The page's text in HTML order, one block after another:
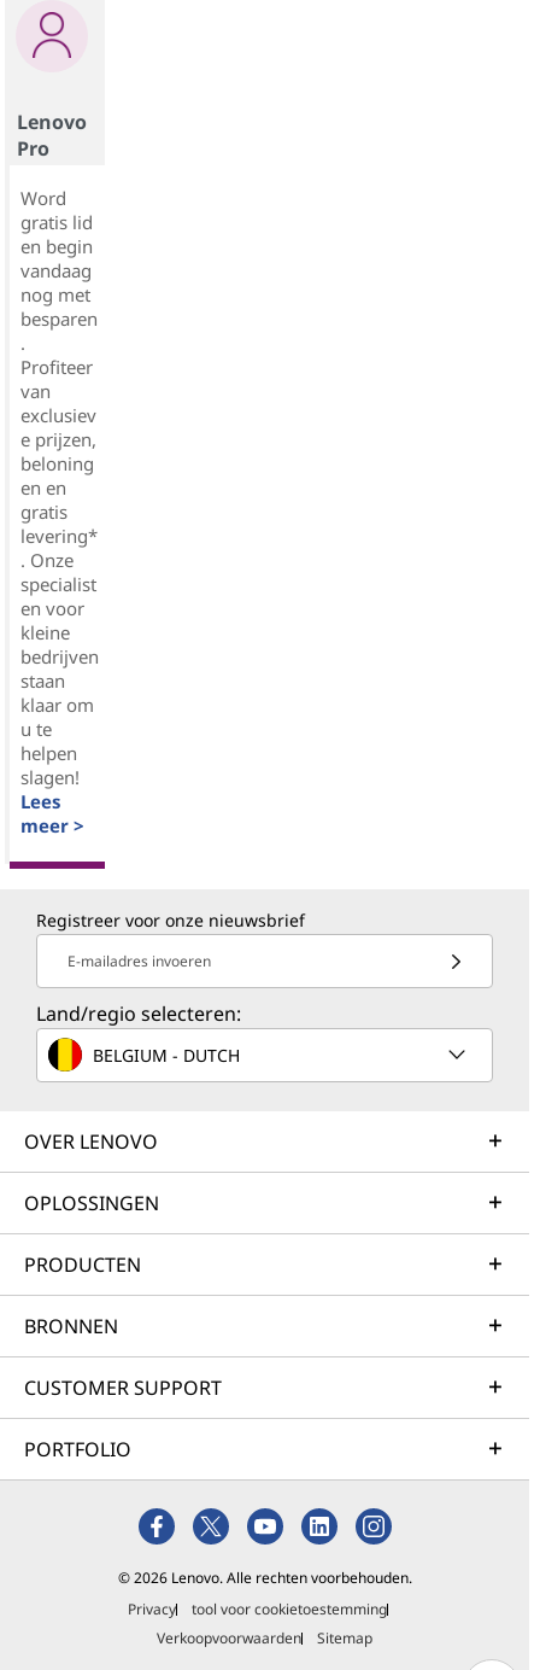
Lenovo
Pro
Word
gratis lid
en begin
vandaag
nog met
besparen
.
Profiteer
van
exclusiev
e prijzen,
beloning
en en
gratis
levering*
. Onze
specialist
en voor
kleine
bedrijven
staan
klaar om
u te
helpen
slagen!
Lees
meer >
Registreer voor onze nieuwsbrief
E-mailadres invoeren
Land/regio selecteren:
BELGIUM - DUTCH
OVER LENOVO
OPLOSSINGEN
PRODUCTEN
BRONNEN
CUSTOMER SUPPORT
PORTFOLIO
© 2026 Lenovo. Alle rechten voorbehouden.
Privacy
tool voor cookietoestemming
Verkoopvoorwaarden
Sitemap